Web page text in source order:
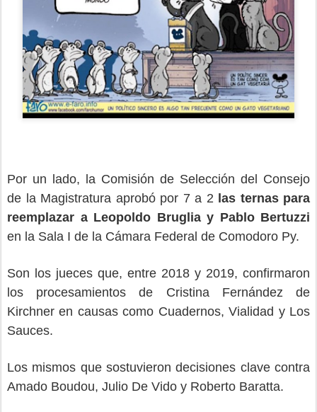
Por un lado, la Comisión de Selección del Consejo
de la Magistratura aprobó por 7 a 2 las ternas para
reemplazar a Leopoldo Bruglia y Pablo Bertuzzi
en la Sala I de la Cámara Federal de Comodoro Py.
Son los jueces que, entre 2018 y 2019, confirmaron
los procesamientos de Cristina Fernández de
Kirchner en causas como Cuadernos, Vialidad y Los
Sauces.
Los mismos que sostuvieron decisiones clave contra
Amado Boudou, Julio De Vido y Roberto Baratta.